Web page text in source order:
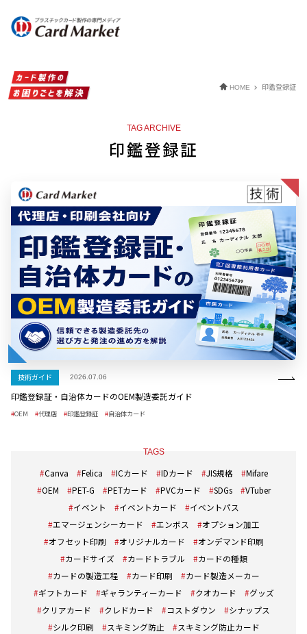
HOME 印鑑登録証
TAG ARCHIVE
印鑑登録証
技術ガイド 2026.07.06
印鑑登録証・自治体カードのOEM製造委託ガイド
OEM 代理店 印鑑登録証 自治体カード
TAGS
Canva Felica ICカード IDカード JIS規格
Mifare
OEM
PET-G PETカード PVCカード SDGs
VTuber
イベント
イベントカード
イベントパス
エマージェンシーカード
エンボス
オプション加工
オフセット印刷
オリジナルカード
オンデマンド印刷
カードサイズ
カードトラブル
カードの種類
カードの製造工程
カード印刷
カード製造メーカー
ギフトカード
ギャランティーカード クオカード
グッズ
クリアカード
クレドカード コストダウン
シナップス
シルク印刷
スキミング防止
スキミング防止カード